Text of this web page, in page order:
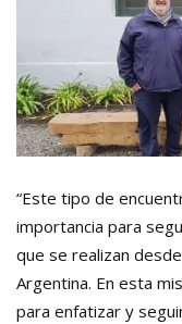
“Este tipo de
importancia para
que se realizan
Argentina. En esta
para enfatizar y